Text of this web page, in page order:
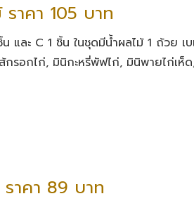
าคา 105 บาท
ละ C 1 ชิ้น ในชุดมีน้ำผลไม้ 1 ถ้วย เ
กรอกไก่, มินิกะหรี่พัฟไก่, มินิพายไก่เห็
าคา 89 บาท